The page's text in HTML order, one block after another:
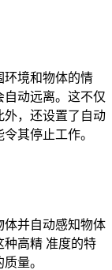
环境和物体的情
动远离。这不仅
外，还设置了自动
其停止工作。
体并自动感知物体
种高精 准度的特
量。